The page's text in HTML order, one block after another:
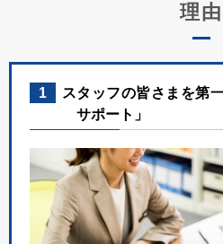
理由
1
スタッフの皆さまを第
サポート」